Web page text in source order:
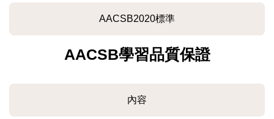
AACSB2020標準
AACSB學習品質保證
內容